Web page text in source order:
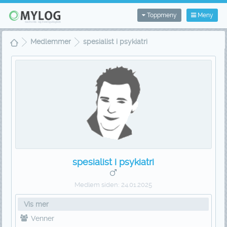
Meny
Toppmeny
Medlemmer spesialist i psykiatri
spesialist i psykiatri
Medlem siden: 24.01.2025
Vis mer
Venner